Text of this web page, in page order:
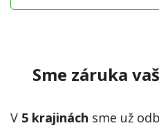
Sme záruka
V 5 krajinách sme už